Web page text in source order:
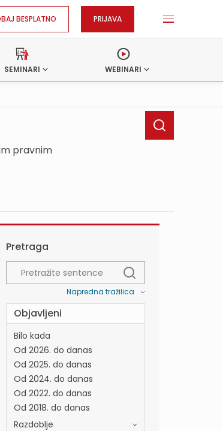
BESPLATNO PRIJAVA
SEMINARI WEBINARI
pravnim
Pretraga
Napredna tražilica
Objavljeni
Bilo kada
Od 2026. do danas
Od 2025. do danas
Od 2024. do danas
Od 2022. do danas
Od 2018. do danas
Razdoblje